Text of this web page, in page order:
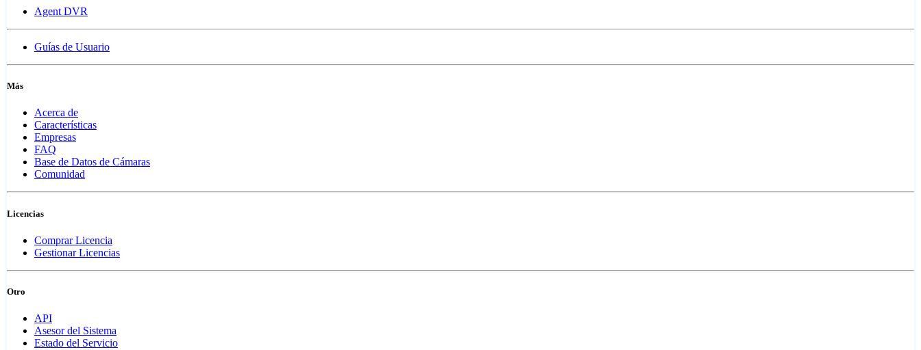
Agent DVR
Guías de Usuario
Más
Acerca de
Características
Empresas
FAQ
Base de Datos de Cámaras
Comunidad
Licencias
Comprar Licencia
Gestionar Licencias
Otro
API
Asesor del Sistema
Estado del Servicio